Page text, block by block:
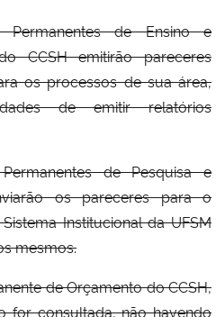
de Ensino e
CCSH emitirão pareceres
os processos de sua área,
de emitir relatórios
de Pesquisa e
os pareceres para o
Institucional da UFSM
mesmos.
de Orçamento do CCSH,
for consultada, não havendo